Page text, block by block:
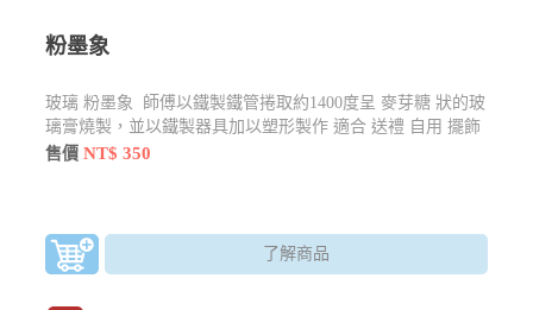
粉墨象
玻璃 粉墨象 師傅以鐵製鐵管捲取約1400度呈 麥芽糖 狀的玻
璃膏燒製，並以鐵製器具加以塑形製作 適合 送禮 自用 擺飾
售價NT$ 350
了解商品